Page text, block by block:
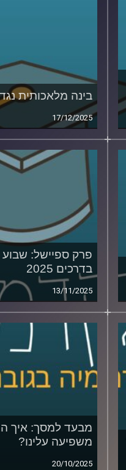
בינה מלאכותית
17/12/2025
פרק ספיישל:
בדרכים 2025
13/11/2025
מבעד למסך: איך
משפיעה עלינו?
20/10/2025